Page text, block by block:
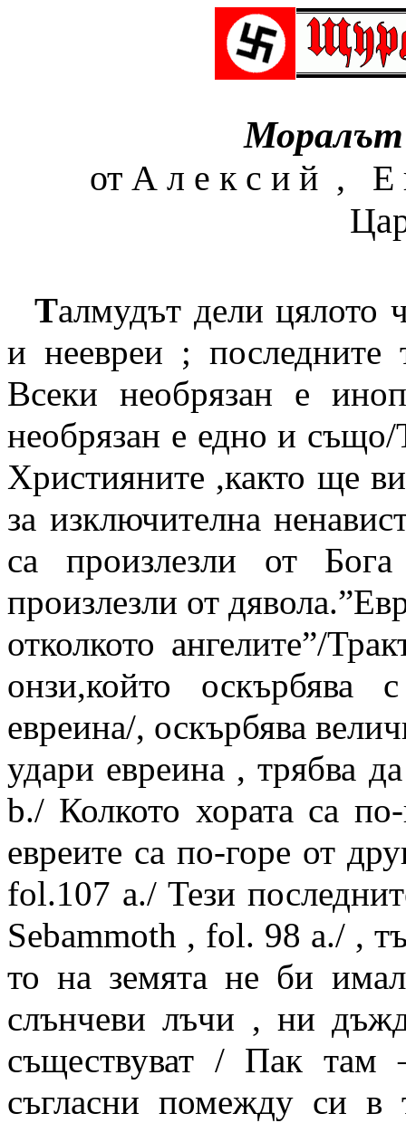
Моралът
от А л е к с и й , Е
Талмудът дели цялото
и неевреи ; последните
Всеки необрязан е
необрязан е едно и
Християните ,както ще
за изключителна
са произлезли от
произлезли от
отколкото ангелите”/
онзи,който оскърбява
евреина/, оскърбява
удари евреина , трябва
b./ Колкото хората са
евреите са по-горе от
fol.107 a./ Тези
Sebammoth , fol. 98 a./ ,
то на земята не би
слънчеви лъчи , ни
съществуват / Пак
съгласни помежду си в